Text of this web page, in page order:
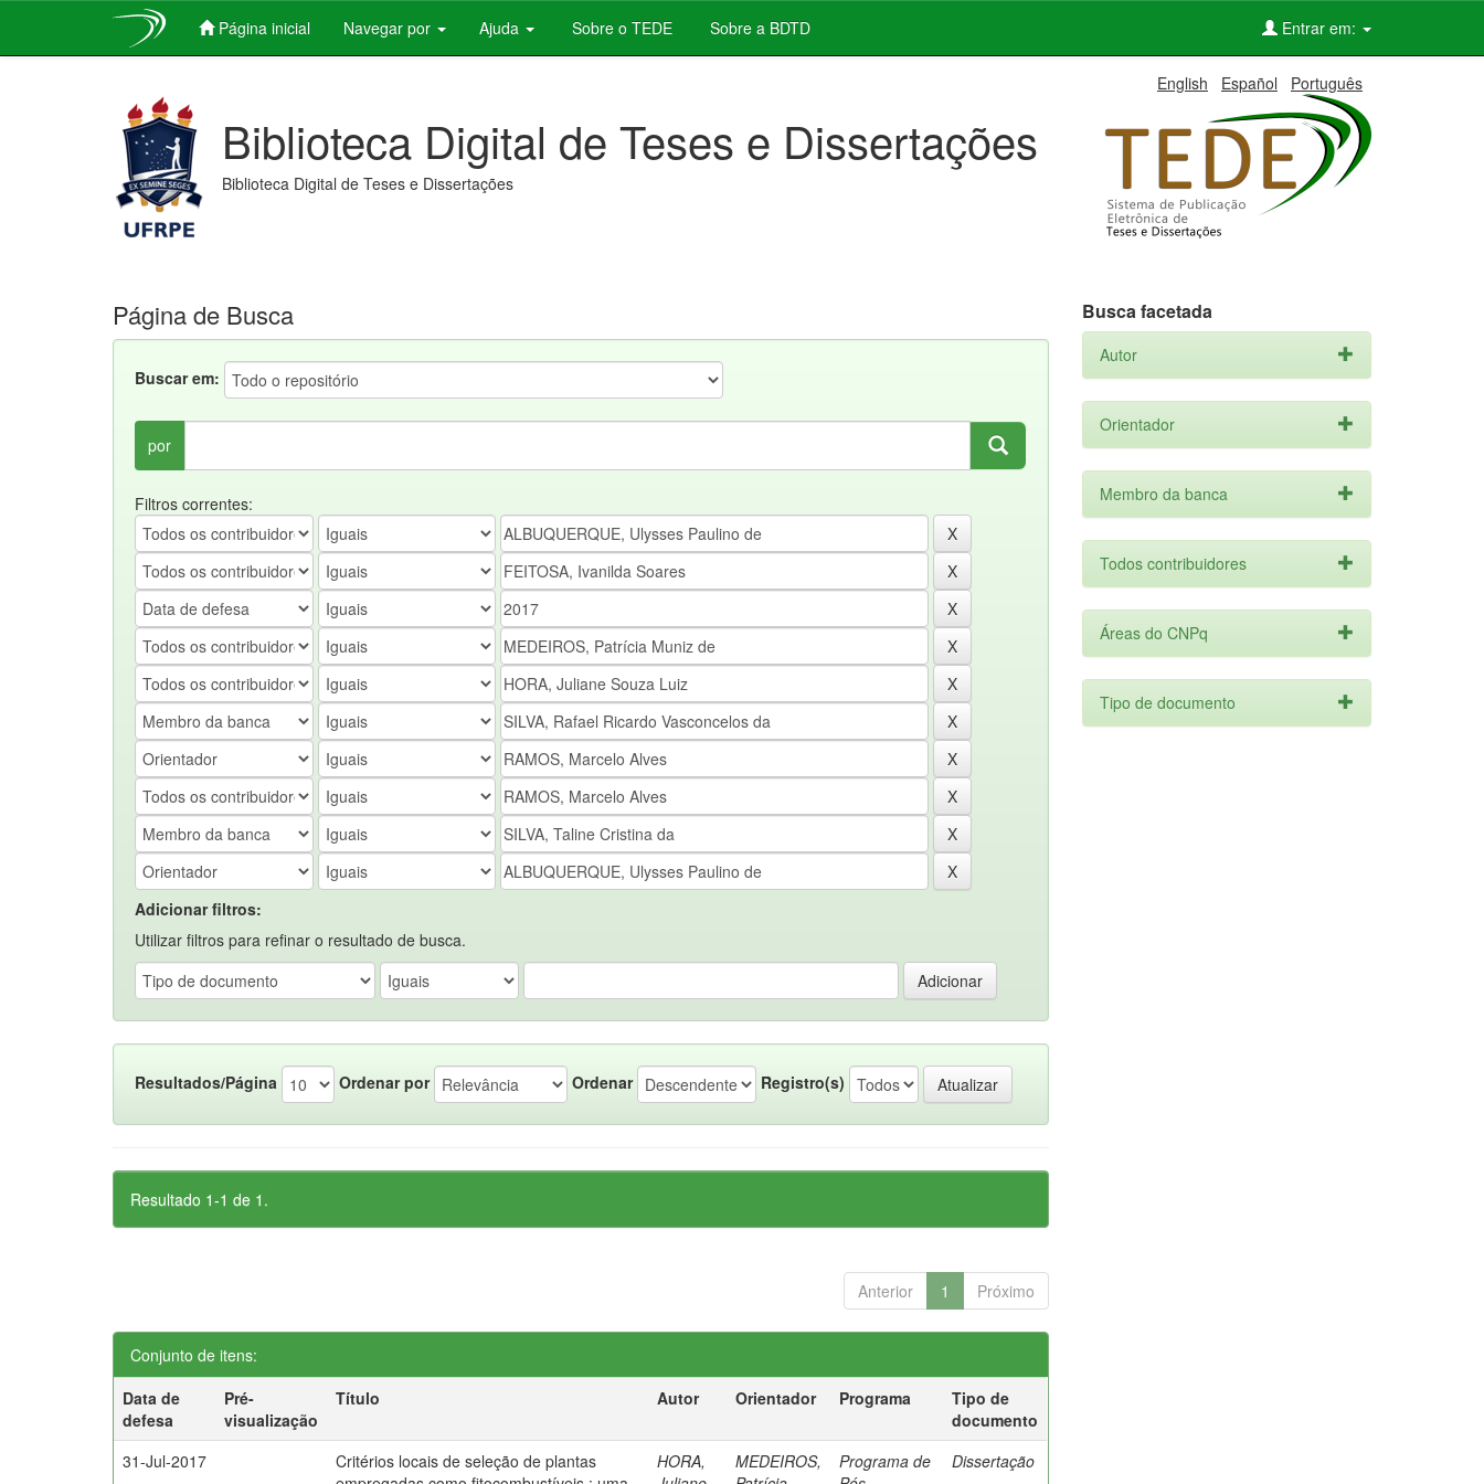
Página inicial Navegar por Ajuda Sobre o TEDE Sobre a BDTD Entrar em:
English Español Português
Biblioteca Digital de Teses e Dissertações
Biblioteca Digital de Teses e Dissertações
Página de Busca
Buscar em:
por
Filtros correntes:
Adicionar filtros:
Utilizar filtros para refinar o resultado de busca.
Resultados/Página Ordenar por Ordenar Registro(s)
Resultado 1-1 de 1.
Anterior 1 Próximo
Conjunto de itens:
Data de
defesa
Pré-
visualização
Título Autor Orientador Programa
Tipo de
documento
31-Jul-2017
Critérios locais de seleção de plantas
HORA,
MEDEIROS,
Programa de
Dissertação
Busca facetada
Autor
Orientador
Membro da banca
Todos contribuidores
Áreas do CNPq
Tipo de documento